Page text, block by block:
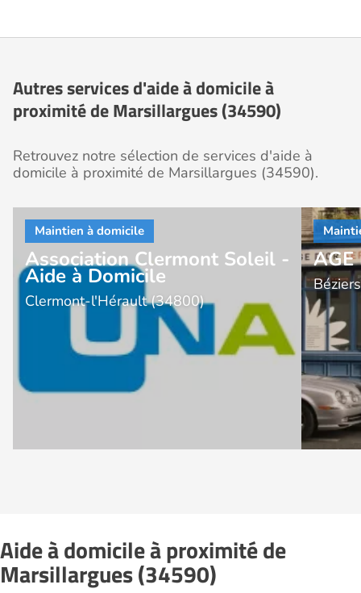
Autres services d'aide à domicile à
proximité de Marsillargues (34590)
Retrouvez notre sélection de services d'aide à
domicile à proximité de Marsillargues (34590).
Association Clermont Soleil -
Aide à Domicile
Clermont-l'Hérault (34800)
AGE
Aide à domicile à proximité de
Marsillargues (34590)